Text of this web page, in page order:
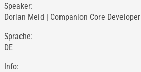
Speaker:
Dorian Meid | Companion Core Developer
Sprache:
DE
Info: